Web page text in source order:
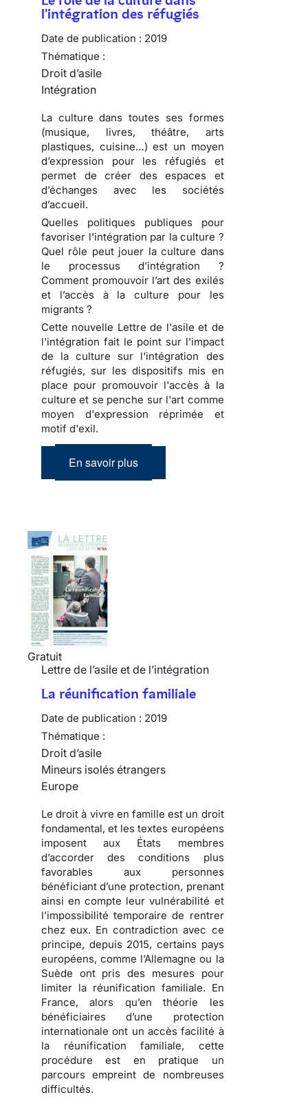
l'intégration des réfugiés
Date de publication : 2019
Thématique :
Droit d’asile
Intégration
La culture dans toutes ses formes
(musique, livres, théâtre, arts
plastiques, cuisine…) est un moyen
d’expression pour les réfugiés et
permet de créer des espaces et
d’échanges avec les sociétés
d’accueil.
Quelles politiques publiques pour
favoriser l’intégration par la culture ?
Quel rôle peut jouer la culture dans
le processus d’intégration ?
Comment promouvoir l’art des exilés
et l’accès à la culture pour les
migrants ?
Cette nouvelle Lettre de l'asile et de
l'intégration fait le point sur l'impact
de la culture sur l'intégration des
réfugiés, sur les dispositifs mis en
place pour promouvoir l'accès à la
culture et se penche sur l'art comme
moyen d'expression réprimée et
motif d'exil.
En savoir plus
Gratuit
Lettre de l’asile et de l’intégration
La réunification familiale
Date de publication : 2019
Thématique :
Droit d’asile
Mineurs isolés étrangers
Europe
Le droit à vivre en famille est un droit
fondamental, et les textes européens
imposent aux États membres
d’accorder des conditions plus
favorables aux personnes
bénéficiant d’une protection, prenant
ainsi en compte leur vulnérabilité et
l’impossibilité temporaire de rentrer
chez eux. En contradiction avec ce
principe, depuis 2015, certains pays
européens, comme l’Allemagne ou la
Suède ont pris des mesures pour
limiter la réunification familiale. En
France, alors qu’en théorie les
bénéficiaires d’une protection
internationale ont un accès facilité à
la réunification familiale, cette
procédure est en pratique un
parcours empreint de nombreuses
difficultés.